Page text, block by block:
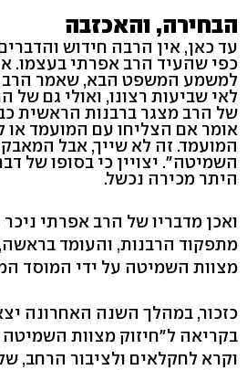
הבחירה, והאכזבה
עד כאן, אין הרבה חידוש
כפי שהעיד הרב אפרתי בעצמו.
למשמע המשפט הבא, שאמר הרב
לאי שביעות רצונו, ואולי גם של
של הרב מצגר ברבנות הראשית
אומר אם הצליחו עם המועמד או
המועמד. זה לא שייך, אבל
השמיטה". יצויין כי בסופו של
היתר מכירה נכשל.
ואכן מדבריו של הרב אפרתי
מתפקוד הרבנות, והעומד
מצוות השמיטה על ידי המוסד
כזכור, במהלך השנה האחרונה
בקריאה ל"חיזוק מצוות
וקרא לחקלאים ולציבור הרחב,